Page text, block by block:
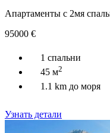
Апартаменты с 2мя
95000 €
1 спальни
45 м2
1.1 km до моря
Узнать детали